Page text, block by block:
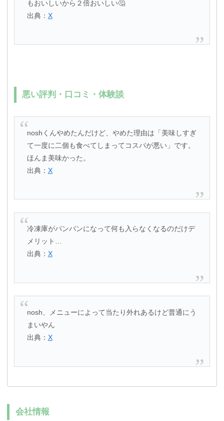
もおいしいから２倍おいしい🤔
出典： X
悪い評判・口コミ・体験談
noshくんやめたんだけど、やめた理由は「美味しすぎ
て一度に二個も食べてしまってコスパが悪い」です。
ほんま美味かった。
出典： X
冷凍庫がパンパンになって何も入らなくなるのだけデ
メリット…
出典： X
nosh、メニューによって当たり外れあるけど普通にう
まいやん
出典： X
会社情報